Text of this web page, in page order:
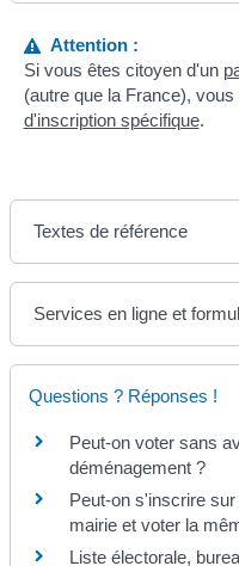
Attention :
Si vous êtes citoyen d'un
(autre que la France),
d'inscription spécifique.
Textes de référence
Services en ligne et
Questions ? Réponses !
Peut-on voter sans
déménagement ?
Peut-on s'inscrire
mairie et voter la
Liste électorale,